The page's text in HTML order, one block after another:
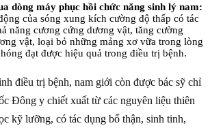
dòng máy phục hồi chức năng sinh lý nam:
của sóng xung kích cường độ thấp có tác
năng cương cứng dương vật, tăng cường
vật, loại bỏ những mảng xơ vữa trong lòng
đạt được hiệu quả trong điều trị bệnh.
điều trị bệnh, nam giới còn được bác sỹ chỉ
Đông y chiết xuất từ các nguyên liệu thiên
kỹ lưỡng, có tác dụng bổ thận, sinh tinh,